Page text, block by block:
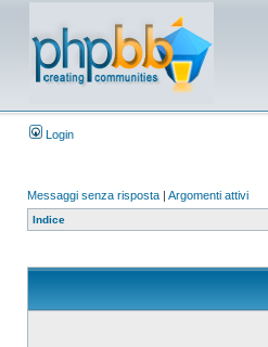
Login
Messaggi senza risposta | Argomenti attivi
Indice